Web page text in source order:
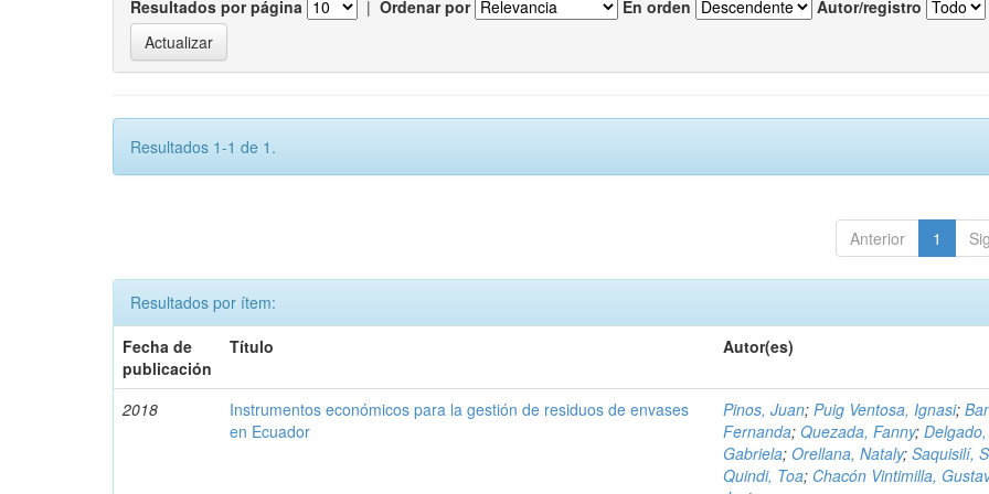
Resultados por página | Ordenar por En orden Autor/registro
Resultados 1-1 de 1.
Anterior 1
Resultados por ítem:
Fecha de
publicación
Título Autor(es)
2018
Instrumentos económicos para la gestión de residuos de envases
en Ecuador
Pinos, Juan;Puig Ventosa, Ignasi;
Fernanda;Quezada, Fanny;Delgado,
Gabriela;Orellana, Nataly;Saquisilí,
Quindi, Toa; Chacón Vintimilla,